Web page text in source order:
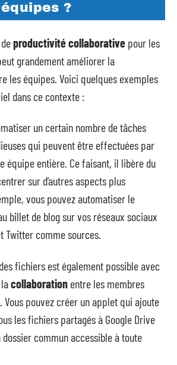
?
productivité collaborative pour les
grandement améliorer la
les équipes. Voici quelques exemples
dans ce contexte :
un certain nombre de tâches
qui peuvent être effectuées par
équipe entière. Ce faisant, il libère du
sur d’autres aspects plus
vous pouvez automatiser le
billet de blog sur vos réseaux sociaux
Twitter comme sources.
fichiers est également possible avec
collaboration entre les membres
Vous pouvez créer un applet qui ajoute
les fichiers partagés à Google Drive
dossier commun accessible à toute